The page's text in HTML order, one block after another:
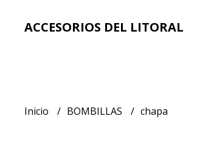
ACCESORIOS DEL LITORAL
Inicio BOMBILLAS chapa